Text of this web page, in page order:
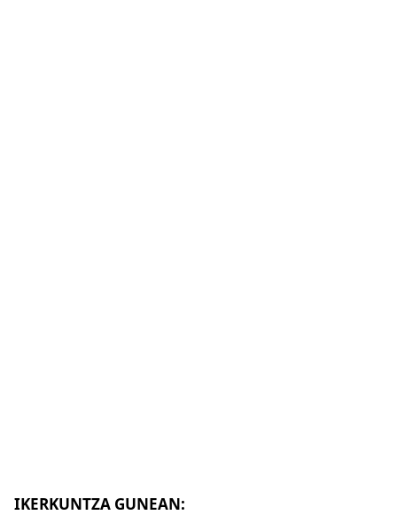
IKERKUNTZA GUNEAN: